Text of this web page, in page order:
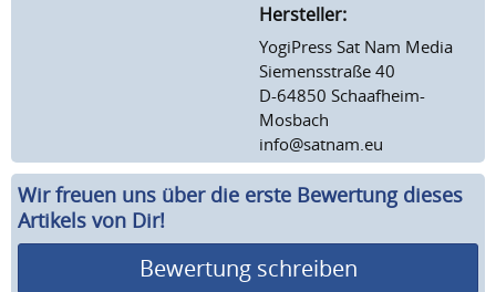
Hersteller:
YogiPress Sat Nam Media
Siemensstraße 40
D-64850 Schaafheim-
Mosbach
info@satnam.eu
Wir freuen uns über die erste Bewertung dieses
Artikels von Dir!
Bewertung schreiben